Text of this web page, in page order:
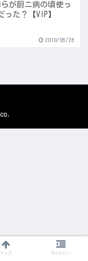
らが厨ニ病の頃使っ
った？【VIP】
2010/05/25
トップ サイドバー